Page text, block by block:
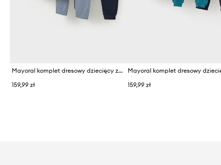
Mayoral komplet dresowy dziecięcy z bawełną
159,99 zł
159,99 zł